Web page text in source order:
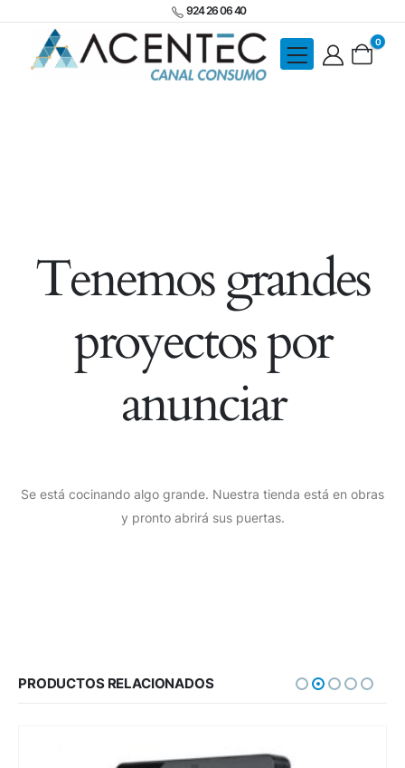
924 26 06 40
0
Tenemos grandes
proyectos por
anunciar
Se está cocinando algo grande. Nuestra tienda está en obras
y pronto abrirá sus puertas.
PRODUCTOS RELACIONADOS